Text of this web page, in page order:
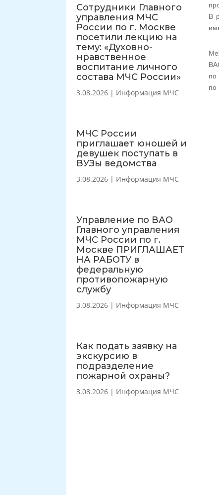
Сотрудники Главного
управления МЧС
России по г. Москве
посетили лекцию на
тему: «Духовно-
нравственное
воспитание личного
состава МЧС России»
3.08.2026 | Информация МЧС
МЧС России
приглашает юношей и
девушек поступать в
ВУЗы ведомства
3.08.2026 | Информация МЧС
Управление по ВАО
Главного управления
МЧС России по г.
Москве ПРИГЛАШАЕТ
НА РАБОТУ в
федеральную
противопожарную
службу
3.08.2026 | Информация МЧС
Как подать заявку на
экскурсию в
подразделение
пожарной охраны?
3.08.2026 | Информация МЧС
В
по
по